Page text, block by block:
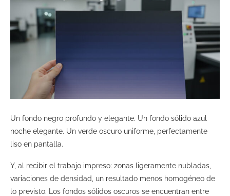
Un fondo negro profundo y elegante. Un fondo sólido azul
noche elegante. Un verde oscuro uniforme, perfectamente
liso en pantalla.
Y, al recibir el trabajo impreso: zonas ligeramente nubladas,
variaciones de densidad, un resultado menos homogéneo de
lo previsto. Los fondos sólidos oscuros se encuentran entre